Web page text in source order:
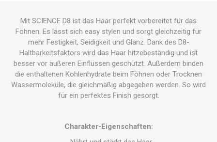
Mit SCIENCE D8 ist das Haar perfekt vorbereitet für das
Föhnen. Es lässt sich easy stylen und sorgt gleichzeitig für
mehr Festigkeit, Seidigkeit und Glanz. Dank des D8-
Haltbarkeitsfaktors wird das Haar hitzebeständig und ist
besser vor äußeren Einflüssen geschützt. Außerdem binden
die enthaltenen Kohlenhydrate beim Föhnen oder Trocknen
Wassermoleküle, die gleichmäßig abgegeben werden. So wird
für ein perfektes Finish gesorgt.
Charakter-Eigenschaften: